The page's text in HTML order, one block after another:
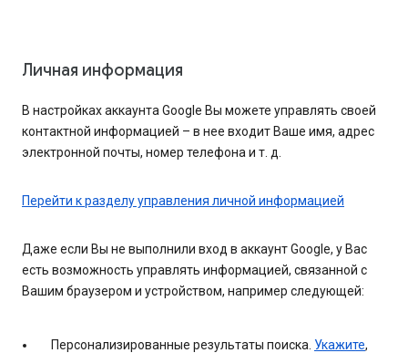
Личная информация
В настройках аккаунта Google Вы можете управлять своей
контактной информацией – в нее входит Ваше имя, адрес
электронной почты, номер телефона и т. д.
Перейти к разделу управления личной информацией
Даже если Вы не выполнили вход в аккаунт Google, у Вас
есть возможность управлять информацией, связанной с
Вашим браузером и устройством, например следующей:
Персонализированные результаты поиска. Укажите,